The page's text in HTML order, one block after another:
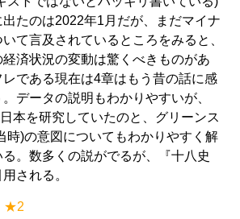
たのは2022年1月だが、まだマイナ
て言及されているところをみると、
経済状況の変動は驚くべきものがあ
レである現在は4章はもう昔の話に感
データの説明もわかりやすいが、
本を研究していたのと、グリーンス
時)の意図についてもわかりやすく解
。数多くの説がでるが、『十八史
される。
★2